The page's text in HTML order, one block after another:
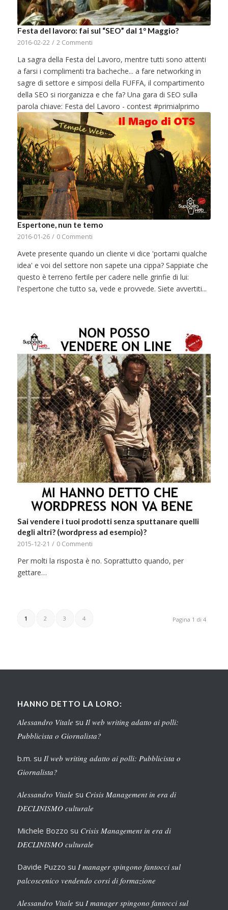
Festa del lavoro: fai sul “SEO” dal 1° Maggio?
2016-02-22 / 2 Commenti
La sagra della Festa del Lavoro, mentre tutti sono attenti
a farsi i complimenti tra bacheche... a fare networking in
sagre di settore e simposi della FUFFA, il compartimento
della SEO si riorganizza e che fa? Una gara di SEO sulla
parola chiave: Festa del Lavoro - contest #primialprimo
Espertone, nun te temo
2016-01-26 / 0 Commenti
Avete presente quando un cliente vi dice 'portami qualche
idea' e voi del settore non sapete una cippa? Sappiate che
questo è terreno fertile per cadere nelle grinfie di lui:
l'espertone che tutto sa, vede e provvede. Siete avvertiti...
Sai vendere i tuoi prodotti senza sputtanare quelli
degli altri? (wordpress ad esempio)?
2015-12-21 / 0 Commenti
Per molti la risposta è no. Soprattutto quando, per
gettare…
Pagina 1 di 4
1 2 3 4
HANNO DETTO LA LORO:
Alessandro Vitale su Il web writing adatto ai polli:
Pubblicista o Giornalista?
b.m. su Il web writing adatto ai polli: Pubblicista o
Giornalista?
Alessandro Vitale su Crisis Management in era di
DECLINISMO culturale
Michele Bozzo su Crisis Management in era di
DECLINISMO culturale
Davide Puzzo su I manager spingono fantocci sul
palcoscenico vendendo corsi di formazione
Alessandro Vitale su I manager spingono fantocci sul